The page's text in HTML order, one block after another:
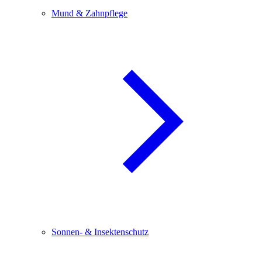
Mund & Zahnpflege
Sonnen- & Insektenschutz